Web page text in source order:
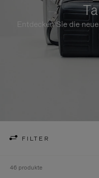
Entdecken Sie die
FILTER
46 produkte